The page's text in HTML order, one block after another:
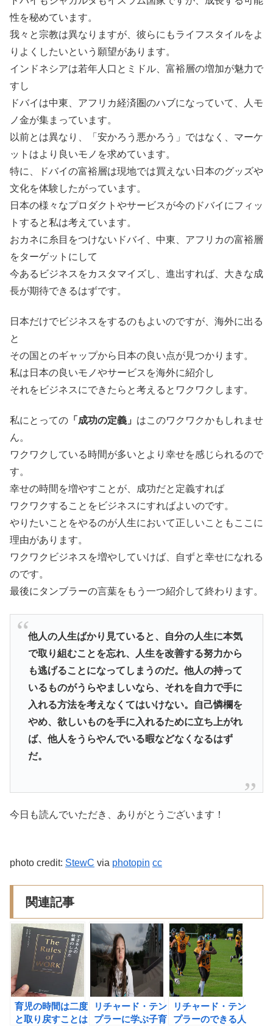
性を秘めています。
我々と宗教は異なりますが、彼らにもライフスタイルをよ
りよくしたいという願望があります。
インドネシアは若年人口とミドル、富裕層の増加が魅力で
すし
ドバイは中東、アフリカ経済圏のハブになっていて、人モ
ノ金が集まっています。
以前とは異なり、「安かろう悪かろう」ではなく、マーケ
ットはより良いモノを求めています。
特に、ドバイの富裕層は現地では買えない日本のグッズや
文化を体験したがっています。
日本の様々なプロダクトやサービスが今のドバイにフィッ
トすると私は考えています。
おカネに糸目をつけないドバイ、中東、アフリカの富裕層
をターゲットにして
今あるビジネスをカスタマイズし、進出すれば、大きな成
長が期待できるはずです。
日本だけでビジネスをするのもよいのですが、海外に出る
と
その国とのギャップから日本の良い点が見つかります。
私は日本の良いモノやサービスを海外に紹介し
それをビジネスにできたらと考えるとワクワクします。
私にとっての 「成功の定義」 はこのワクワクかもしれませ
ん。
ワクワクしている時間が多いとより幸せを感じられるので
す。
幸せの時間を増やすことが、成功だと定義すれば
ワクワクすることをビジネスにすればよいのです。
やりたいことをやるのが人生において正しいこともここに
理由があります。
ワクワクビジネスを増やしていけば、自ずと幸せになれる
のです。
最後にタンブラーの言葉をもう一つ紹介して終わります。
他人の人生ばかり見ていると、
自分の人生に本気
で取り組むことを忘れ、
人生を改善する努力から
も逃げることになってしまうのだ。 他人の持って
いるものがうらやましいなら、 それを自力で手に
入れる方法を考えなくてはいけない。
自己憐欄を
やめ、欲しいものを手に入れるために立ち上がれ
ば、 他人をうらやんでいる暇などなくなるはず
だ。
今日も読んでいただき、ありがとうございます！
photo credit: StewC via photopin cc
関連記事
育児の時間は二度
と取り戻すことは
リチャード・テン
プラーに学ぶ子育
リチャード・テン
プラーのできる人